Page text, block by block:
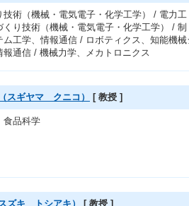
技術（機械・電気電子・化学工学） / 電力工
くり技術（機械・電気電子・化学工学） / 制
ム工学、情報通信 / ロボティクス、知能機械
報通信 / 機械力学、メカトロニクス
スギヤマ クニコ） [ 教授 ]
食品科学
ズキ トシアキ） [ 教授 ]